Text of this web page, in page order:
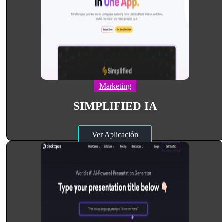
Marketing
SIMPLIFIED IA
Ver Aplicación